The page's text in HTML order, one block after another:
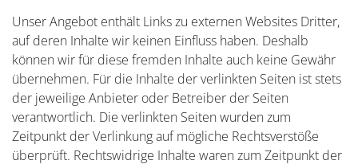
Unser Angebot enthält Links zu externen Websites Dritter,
auf deren Inhalte wir keinen Einfluss haben. Deshalb
können wir für diese fremden Inhalte auch keine Gewähr
übernehmen. Für die Inhalte der verlinkten Seiten ist stets
der jeweilige Anbieter oder Betreiber der Seiten
verantwortlich. Die verlinkten Seiten wurden zum
Zeitpunkt der Verlinkung auf mögliche Rechtsverstöße
überprüft. Rechtswidrige Inhalte waren zum Zeitpunkt der